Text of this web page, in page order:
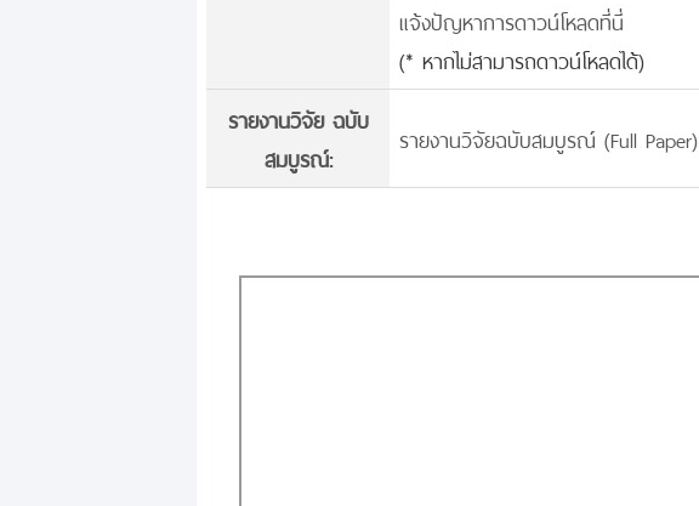
แจ้งปัญหาการดาวน์โหลดที่นี่
(* หากไม่สามารถดาวน์โหลดได้)
รายงานวิจัย ฉบับ
สมบูรณ์:
รายงานวิจัยฉบับสมบูรณ์ (Full Paper)